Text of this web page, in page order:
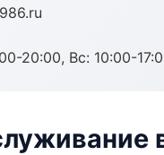
20:00, Вс: 10:00-